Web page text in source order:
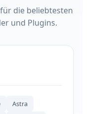
die beliebtesten
und Plugins.
Astra